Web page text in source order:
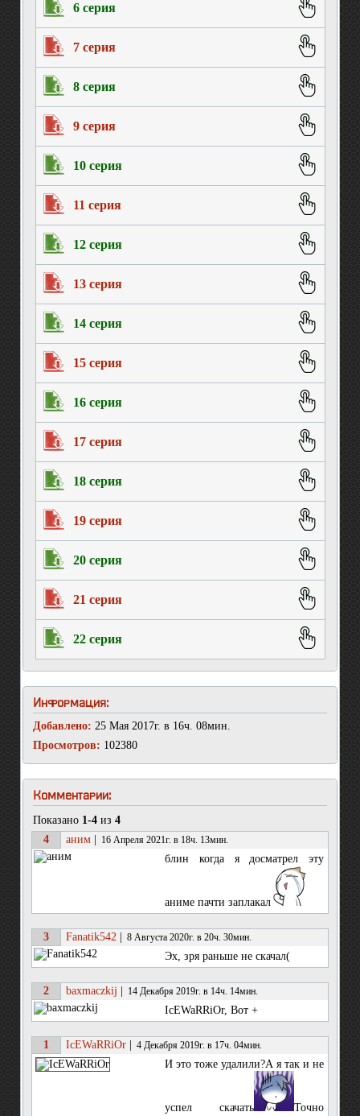
6 серия
7 серия
8 серия
9 серия
10 серия
11 серия
12 серия
13 серия
14 серия
15 серия
16 серия
17 серия
18 серия
19 серия
20 серия
21 серия
22 серия
Информация:
Добавлено: 25 Мая 2017г. в 16ч. 08мин.
Просмотров: 102380
Комментарии:
Показано 1-4 из 4
4
аним 16 Апреля 2021г. в 18ч. 13мин.
блин когда я досматрел эту
аниме пачти заплакал
3 Fanatik542 8 Августа 2020г. в 20ч. 30мин.
Эх, зря раньше не скачал(
2 baxmaczkij 14 Декабря 2019г. в 14ч. 14мин.
IcEWaRRiOr, Вот +
1 IcEWaRRiOr 4 Декабря 2019г. в 17ч. 04мин.
И это тоже удалили?А я так и не
успел скачать
Точно